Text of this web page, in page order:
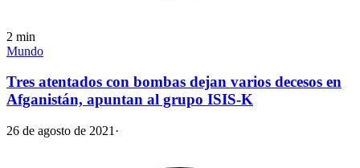
2 min
Mundo
Tres atentados con bombas dejan varios decesos en
Afganistán, apuntan al grupo ISIS-K
26 de agosto de 2021 ·